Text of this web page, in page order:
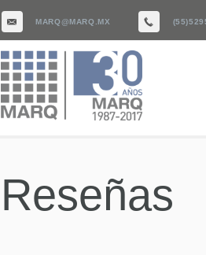
MARQ@MARQ.MX
Reseñas